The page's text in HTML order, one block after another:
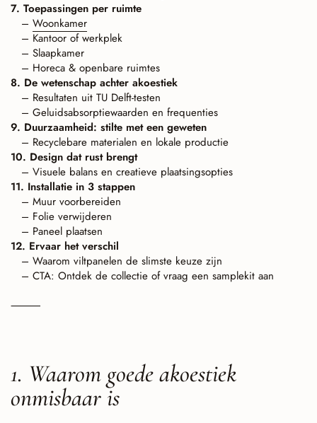
7. Toepassingen per ruimte
– Woonkamer
– Kantoor of werkplek
– Slaapkamer
– Horeca & openbare ruimtes
8. De wetenschap achter akoestiek
– Resultaten uit TU Delft-testen
– Geluidsabsorptiewaarden en frequenties
9. Duurzaamheid: stilte met een geweten
– Recyclebare materialen en lokale productie
10. Design dat rust brengt
– Visuele balans en creatieve plaatsingsopties
11. Installatie in 3 stappen
– Muur voorbereiden
– Folie verwijderen
– Paneel plaatsen
12. Ervaar het verschil
– Waarom viltpanelen de slimste keuze zijn
– CTA: Ontdek de collectie of vraag een samplekit aan
⸻
1. Waarom goede akoestiek
onmisbaar is